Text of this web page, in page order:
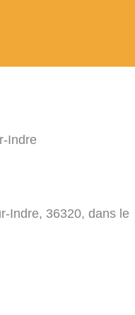
Indre
Indre, 36320, dans le